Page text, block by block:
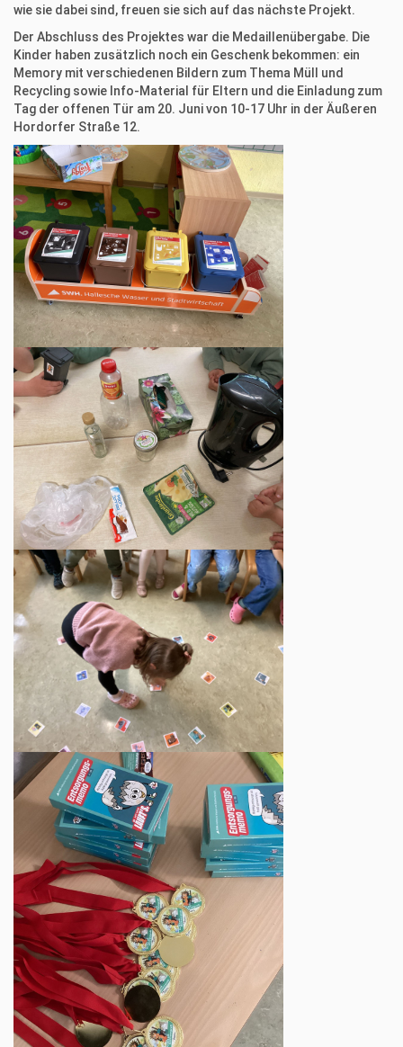
wie sie dabei sind, freuen sie sich auf das nächste Projekt.
Der Abschluss des Projektes war die Medaillenübergabe. Die
Kinder haben zusätzlich noch ein Geschenk bekommen: ein
Memory mit verschiedenen Bildern zum Thema Müll und
Recycling sowie Info-Material für Eltern und die Einladung zum
Tag der offenen Tür am 20. Juni von 10-17 Uhr in der Äußeren
Hordorfer Straße 12.